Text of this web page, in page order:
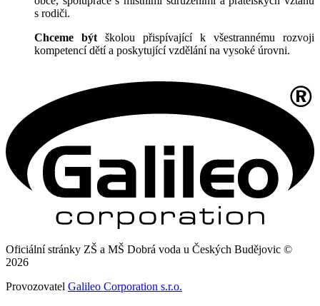
s rodiči.
Chceme být školou přispívající k všestrannému rozvoji
kompetencí dětí a poskytující vzdělání na vysoké úrovni.
Oficiální stránky ZŠ a MŠ Dobrá voda u Českých Budějovic ©
2026
Provozovatel Galileo Corporation s.r.o.